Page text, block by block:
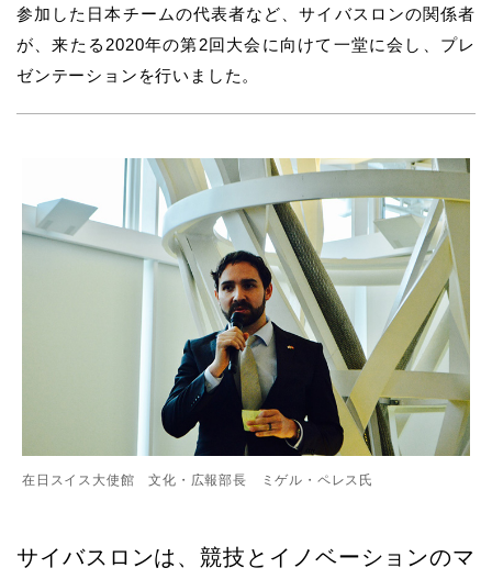
参加した日本チームの代表者など、サイバスロンの関係者
が、来たる2020年の第2回大会に向けて一堂に会し、プレ
ゼンテーションを行いました。
在日スイス大使館 文化・広報部長 ミゲル・ペレス氏
サイバスロンは、競技とイノベーションのマ